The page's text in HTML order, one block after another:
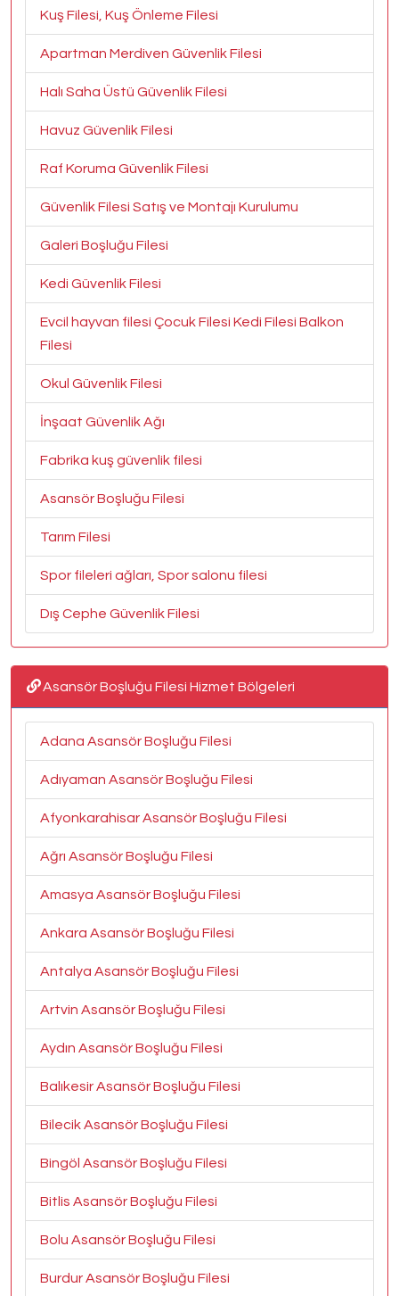
Kuş Filesi, Kuş Önleme Filesi
Apartman Merdiven Güvenlik Filesi
Halı Saha Üstü Güvenlik Filesi
Havuz Güvenlik Filesi
Raf Koruma Güvenlik Filesi
Güvenlik Filesi Satış ve Montajı Kurulumu
Galeri Boşluğu Filesi
Kedi Güvenlik Filesi
Evcil hayvan filesi Çocuk Filesi Kedi Filesi Balkon
Filesi
Okul Güvenlik Filesi
İnşaat Güvenlik Ağı
Fabrika kuş güvenlik filesi
Asansör Boşluğu Filesi
Tarım Filesi
Spor fileleri ağları, Spor salonu filesi
Dış Cephe Güvenlik Filesi
Asansör Boşluğu Filesi Hizmet Bölgeleri
Adana Asansör Boşluğu Filesi
Adıyaman Asansör Boşluğu Filesi
Afyonkarahisar Asansör Boşluğu Filesi
Ağrı Asansör Boşluğu Filesi
Amasya Asansör Boşluğu Filesi
Ankara Asansör Boşluğu Filesi
Antalya Asansör Boşluğu Filesi
Artvin Asansör Boşluğu Filesi
Aydın Asansör Boşluğu Filesi
Balıkesir Asansör Boşluğu Filesi
Bilecik Asansör Boşluğu Filesi
Bingöl Asansör Boşluğu Filesi
Bitlis Asansör Boşluğu Filesi
Bolu Asansör Boşluğu Filesi
Burdur Asansör Boşluğu Filesi